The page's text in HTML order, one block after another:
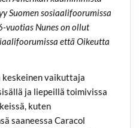
Suomen sosiaalifoorumissa
vuotias Nunes on ollut
että Oikeutta
keskeinen vaikuttaja
ja liepeillä toimivissa
kuten
saaneessa Caracol